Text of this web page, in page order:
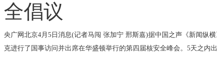
全倡议
央广网北京4月5日消息(记者马闯 张加宁 邢斯嘉)据中国之声《新闻纵
克进行了国事访问并出席在华盛顿举行的第四届核安全峰会。5天之内